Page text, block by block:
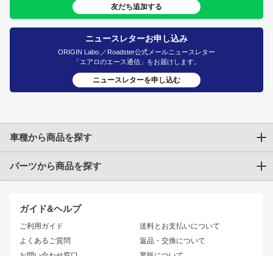
友だち追加する
ニュースレターお申し込み
ORIGIN Labo.／Roadster公式メールニュースレター
「エアロのエース通信」をお届けします。
ニュースレターを申し込む
ガイド&ヘルプ
ご利用ガイド
よくあるご質問
送料とお支払いについて
返品・交換について
車種から商品を探す
トヨタ
JZX90 CHASER
JZX110 MARK II
JZX100 MARK II
アリスト
ソアラ
パーツから商品を探す
エアロシリーズ
ドリフトライン
風神
レーシングライン
アタックライン